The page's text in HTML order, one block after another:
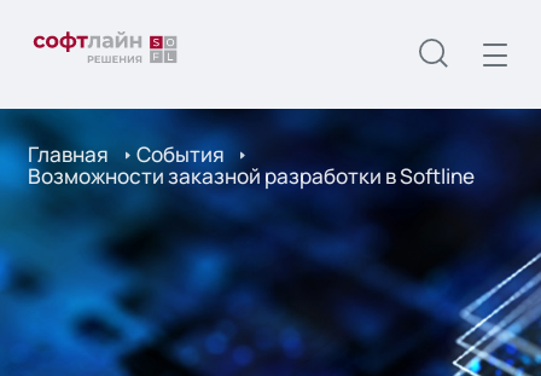
Главная События
Возможности заказной разработки в Softline